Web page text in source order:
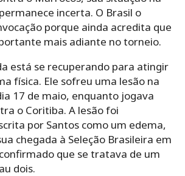
incerta. O Brasil o
porque ainda acredita que
mais adiante no torneio.
está se recuperando para atingir
física. Ele sofreu uma lesão na
17 de maio, enquanto jogava
o Coritiba. A lesão foi
por Santos como um edema,
chegada à Seleção Brasileira em
que se tratava de um
dois.